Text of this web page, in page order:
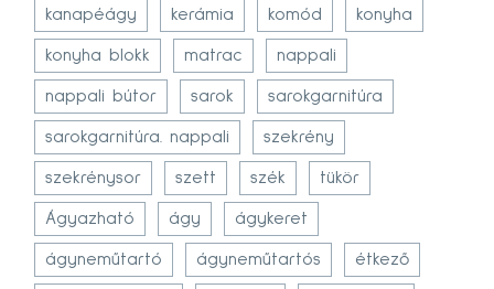
kanapéágy kerámia komód konyha
konyha blokk matrac nappali
nappali bútor sarok sarokgarnitúra
sarokgarnitúra. nappali szekrény
szekrénysor szett szék tükör
Ágyazható ágy ágykeret
ágyneműtartó ágyneműtartós étkező